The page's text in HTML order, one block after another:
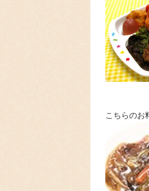
こちらのお